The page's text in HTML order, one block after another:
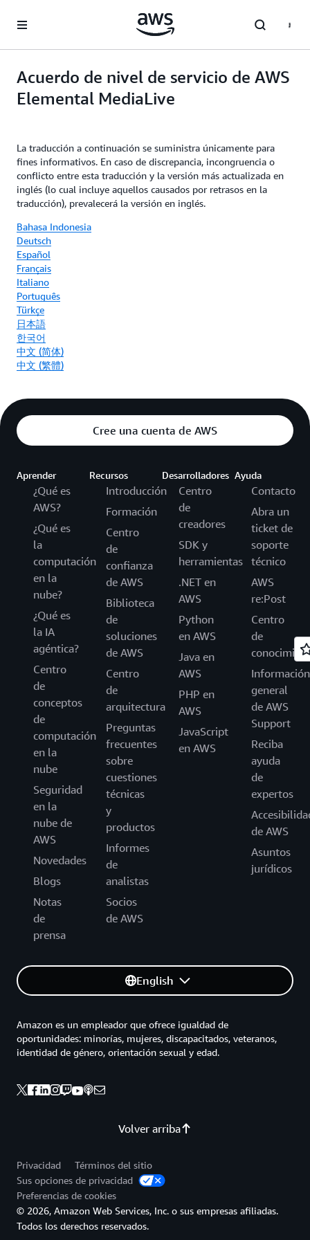
Acuerdo de nivel de servicio de AWS
Elemental MediaLive
La traducción a continuación se suministra únicamente para
fines informativos. En caso de discrepancia, incongruencia o
conflicto entre esta traducción y la versión más actualizada en
inglés (lo cual incluye aquellos causados por retrasos en la
traducción), prevalecerá la versión en inglés.
Bahasa Indonesia
Deutsch
Español
Français
Italiano
Português
Türkçe
日本語
한국어
中文 (简体)
中文 (繁體)
Cree una cuenta de AWS
Aprender
¿Qué es
AWS?
¿Qué es
la
computación
en la
nube?
¿Qué es
la IA
agéntica?
Centro
de
conceptos
de
computación
en la
nube
Seguridad
en la
nube de
AWS
Novedades
Blogs
Notas
de
prensa
Recursos
Introducción
Formación
Centro
de
confianza
de AWS
Biblioteca
de
soluciones
de AWS
Centro
de
arquitectura
Preguntas
frecuentes
sobre
cuestiones
técnicas
y
productos
Informes
de
analistas
Socios
de AWS
Desarrolladores
Centro
de
creadores
SDK y
herramientas
.NET en
AWS
Python
en AWS
Java en
AWS
PHP en
AWS
JavaScript
en AWS
Ayuda
Contacto
Abra un
ticket de
soporte
técnico
AWS
re:Post
Centro
de
Información
general
de AWS
Support
Reciba
ayuda
de
expertos
de AWS
Asuntos
jurídicos
English
Volver arriba
Amazon es un empleador que ofrece igualdad de
oportunidades: minorías, mujeres, discapacitados, veteranos,
identidad de género, orientación sexual y edad.
Privacidad
Términos del sitio
Sus opciones de privacidad
Preferencias de cookies
© 2026, Amazon Web Services, Inc. o sus empresas afiliadas.
Todos los derechos reservados.